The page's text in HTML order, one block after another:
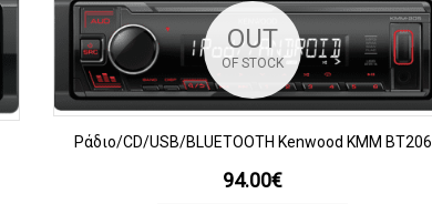
OUT
OF STOCK
ΠΡΟΒΟΛΗ
Ράδιο/CD/USB/BLUETOOTH Kenwood KMM BT206
94.00€